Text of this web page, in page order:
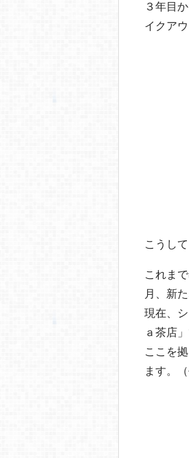
３年目
イクア
こうし
これま
月、新
現在、
ａ茶店」
ここを
ます。